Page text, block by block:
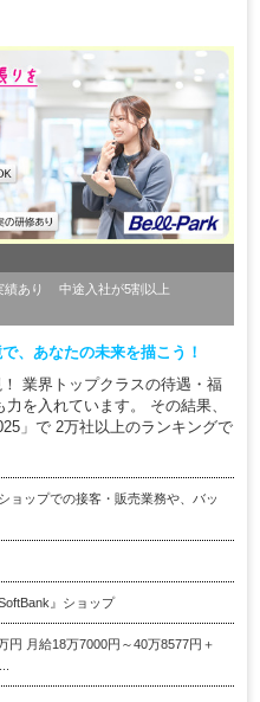
あり
中途入社が5割以上
、あなたの未来を描こう！
業界トップクラスの待遇・福
を入れています。 その結果、
」で 2万社以上のランキングで
ョップでの接客・販売業務や、バッ
』ショップ
円 月給18万7000円～40万8577円＋